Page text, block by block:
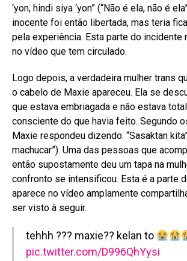
‘yon, hindi siya ‘yon” (“Não é ela, não é
inocente foi então libertada, mas teria
pela experiência. Esta parte do incidente
no vídeo que tem circulado.
Logo depois, a verdadeira mulher trans
o cabelo de Maxie apareceu. Ela se
que estava embriagada e não estava
consciente do que havia feito. Segundo
Maxie respondeu dizendo: “Sasaktan
machucar”). Uma das pessoas que
então supostamente deu um tapa na
confronto se intensificou. Esta é a parte
aparece no vídeo amplamente
ser visto à seguir.
tehhh ??? maxie?? kelan to
pic.twitter.com/D996QhYysi